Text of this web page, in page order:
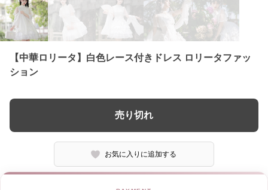
【中華ロリータ】白色レース付きドレス ロリータファッ
ション
売り切れ
お気に入りに追加する